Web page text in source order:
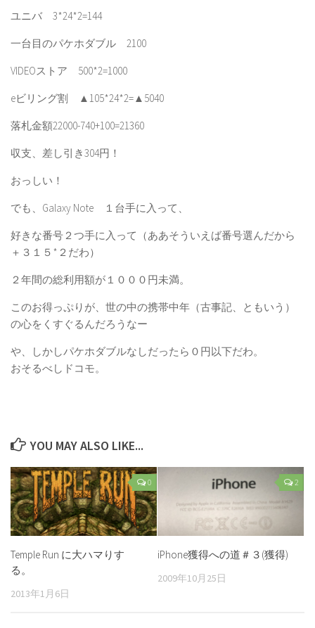
ユニバ 3*24*2=144
一台目のパケホダブル 2100
VIDEOストア 500*2=1000
eビリング割 ▲105*24*2=▲5040
落札金額22000-740+100=21360
収支、差し引き304円！
おっしい！
でも、Galaxy Note １台手に入って、
好きな番号２つ手に入って（ああそういえば番号選んだから
＋３１５*２だわ）
２年間の総利用額が１０００円未満。
このお得っぷりが、世の中の携帯中年（古事記、ともいう）
の心をくすぐるんだろうなー
や、しかしパケホダブルなしだったら０円以下だわ。
おそるべしドコモ。
YOU MAY ALSO LIKE...
0
Temple Run に大ハマりす
る。
2013年1月6日
2
iPhone獲得への道＃３(獲得)
2009年10月25日